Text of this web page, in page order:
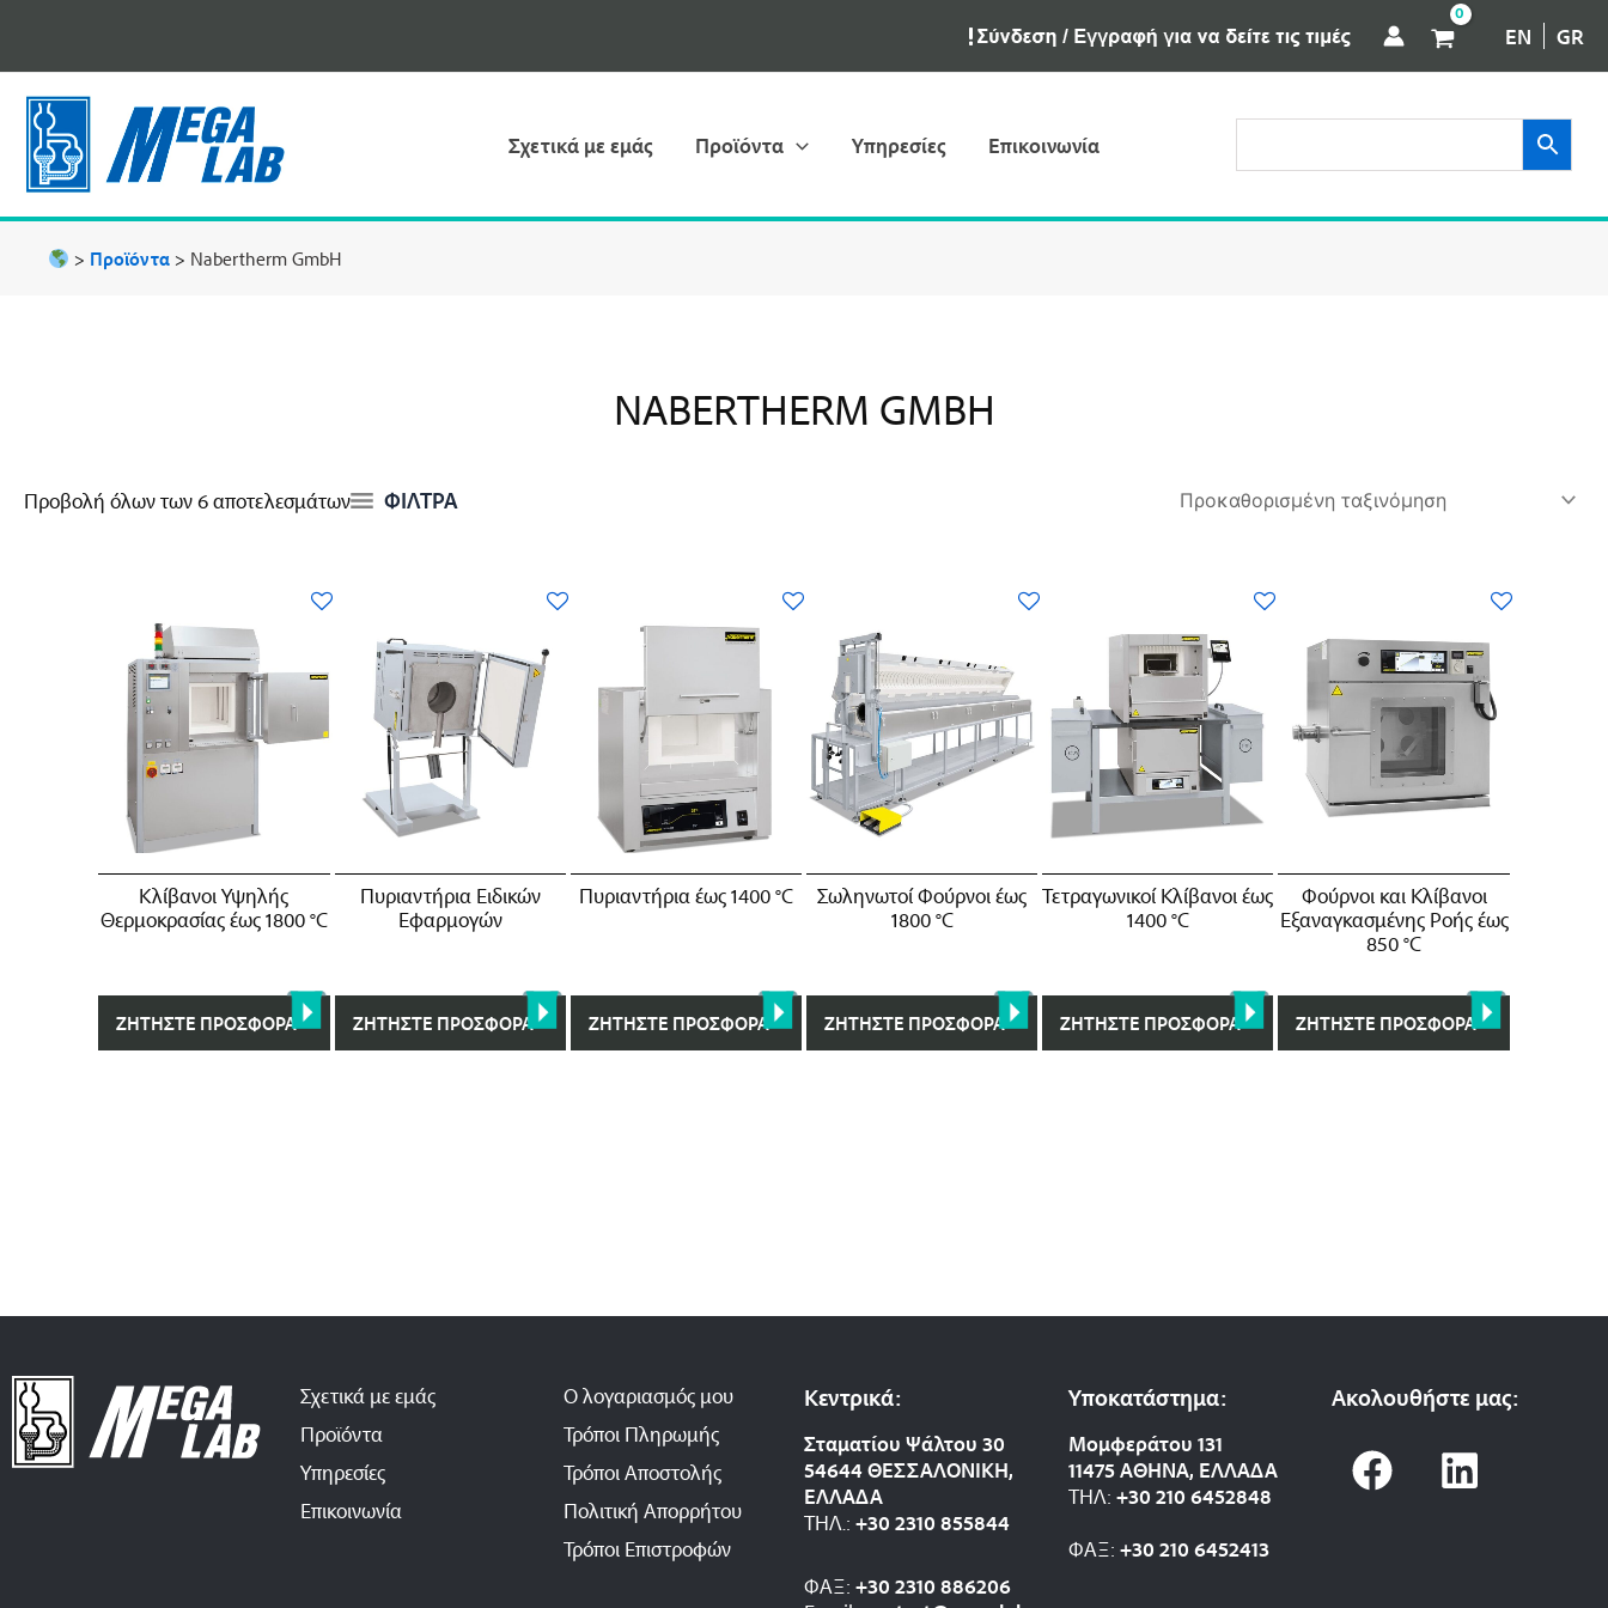
EN GR
Σχετικά με εμάς Προϊόντα Υπηρεσίες Επικοινωνία
> Προϊόντα > Nabertherm GmbH
NABERTHERM GMBH
Προβολή όλων των 6 αποτελεσμάτων ΦΙΛΤΡΑ
Κλίβανοι Υψηλής
Θερμοκρασίας έως 1800 °C
ΖΗΤΉΣΤΕ ΠΡΟΣΦΟΡΆ
Πυριαντήρια Ειδικών
Εφαρμογών
ΖΗΤΉΣΤΕ ΠΡΟΣΦΟΡΆ
Πυριαντήρια έως 1400 °C
ΖΗΤΉΣΤΕ ΠΡΟΣΦΟΡΆ
Σωληνωτοί Φούρνοι έως
1800 °C
ΖΗΤΉΣΤΕ ΠΡΟΣΦΟΡΆ
Τετραγωνικοί Kλίβανοι έως
1400 °C
ΖΗΤΉΣΤΕ ΠΡΟΣΦΟΡΆ
Φούρνοι και Kλίβανοι
Eξαναγκασμένης Ροής έως
850 °C
ΖΗΤΉΣΤΕ ΠΡΟΣΦΟΡΆ
Σχετικά με εμάς
Προϊόντα
Υπηρεσίες
Επικοινωνία
Ο λογαριασμός μου
Τρόποι Πληρωμής
Τρόποι Αποστολής
Πολιτική Απορρήτου
Τρόποι Επιστροφών
Κεντρικά:
Σταματίου Ψάλτου 30
54644 ΘΕΣΣΑΛΟΝΙΚΗ,
ΕΛΛΑΔΑ
ΤΗΛ.:+30 2310 855844
ΦΑΞ:+30 2310 886206
Υποκατάστημα:
Μομφεράτου 131
11475 ΑΘΗΝΑ, ΕΛΛΑΔΑ
ΤΗΛ: +30 210 6452848
ΦΑΞ: +30 210 6452413
Ακολουθήστε μας:
F
a
L
i